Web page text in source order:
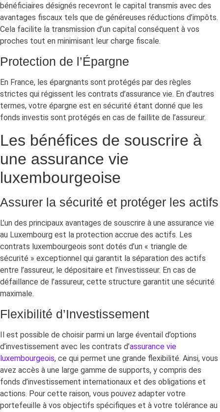
bénéficiaires désignés recevront le capital transmis avec des
avantages fiscaux tels que de généreuses réductions d’impôts.
Cela facilite la transmission d’un capital conséquent à vos
proches tout en minimisant leur charge fiscale.
Protection de l’Épargne
En France, les épargnants sont protégés par des règles
strictes qui régissent les contrats d’assurance vie. En d’autres
termes, votre épargne est en sécurité étant donné que les
fonds investis sont protégés en cas de faillite de l’assureur.
Les bénéfices de souscrire à
une assurance vie
luxembourgeoise
Assurer la sécurité et protéger les actifs
L’un des principaux avantages de souscrire à une assurance vie
au Luxembourg est la protection accrue des actifs. Les
contrats luxembourgeois sont dotés d’un « triangle de
sécurité » exceptionnel qui garantit la séparation des actifs
entre l’assureur, le dépositaire et l’investisseur. En cas de
défaillance de l’assureur, cette structure garantit une sécurité
maximale.
Flexibilité d’Investissement
Il est possible de choisir parmi un large éventail d’options
d’investissement avec les contrats d’assurance vie
luxembourgeois, ce qui permet une grande flexibilité. Ainsi, vous
avez accès à une large gamme de supports, y compris des
fonds d’investissement internationaux et des obligations et
actions. Pour cette raison, vous pouvez adapter votre
portefeuille à vos objectifs spécifiques et à votre tolérance au